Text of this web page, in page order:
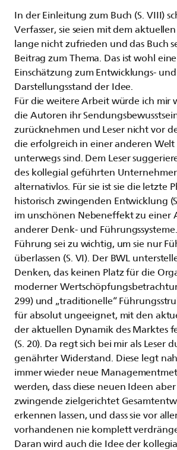
In der Einleitung zum Buch (S. VIII)
Verfasser, sie seien mit dem
lange nicht zufrieden und das Buch
Beitrag zum Thema. Das ist wohl
Einschätzung zum Entwicklungs- und
Darstellungsstand der Idee.
Für die weitere Arbeit würde ich mir
die Autoren ihr
zurücknehmen und Leser nicht vor
die erfolgreich in einer anderen
unterwegs sind. Dem Leser
des kollegial geführten
alternativlos. Für sie ist sie die letzte
historisch zwingenden Entwicklung
im unschönen Nebeneffekt zu einer
anderer Denk- und
Führung sei zu wichtig, um sie nur
überlassen (S. VI). Der BWL
Denken, das keinen Platz für die
moderner
299) und „traditionelle“
für absolut ungeeignet, mit den
der aktuellen Dynamik des Marktes
(S. 20). Da regt sich bei mir als Leser
genährter Widerstand. Diese legt
immer wieder neue
werden, dass diese neuen Ideen
zwingende zielgerichtet
erkennen lassen, und dass sie vor
vorhandenen nie komplett
Daran wird auch die Idee der